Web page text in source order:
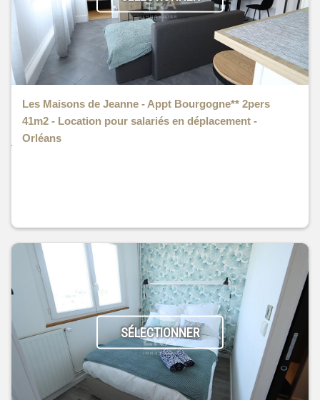
Les Maisons de Jeanne - Appt Bourgogne** 2pers
41m2 - Location pour salariés en déplacement -
Orléans
SÉLECTIONNER